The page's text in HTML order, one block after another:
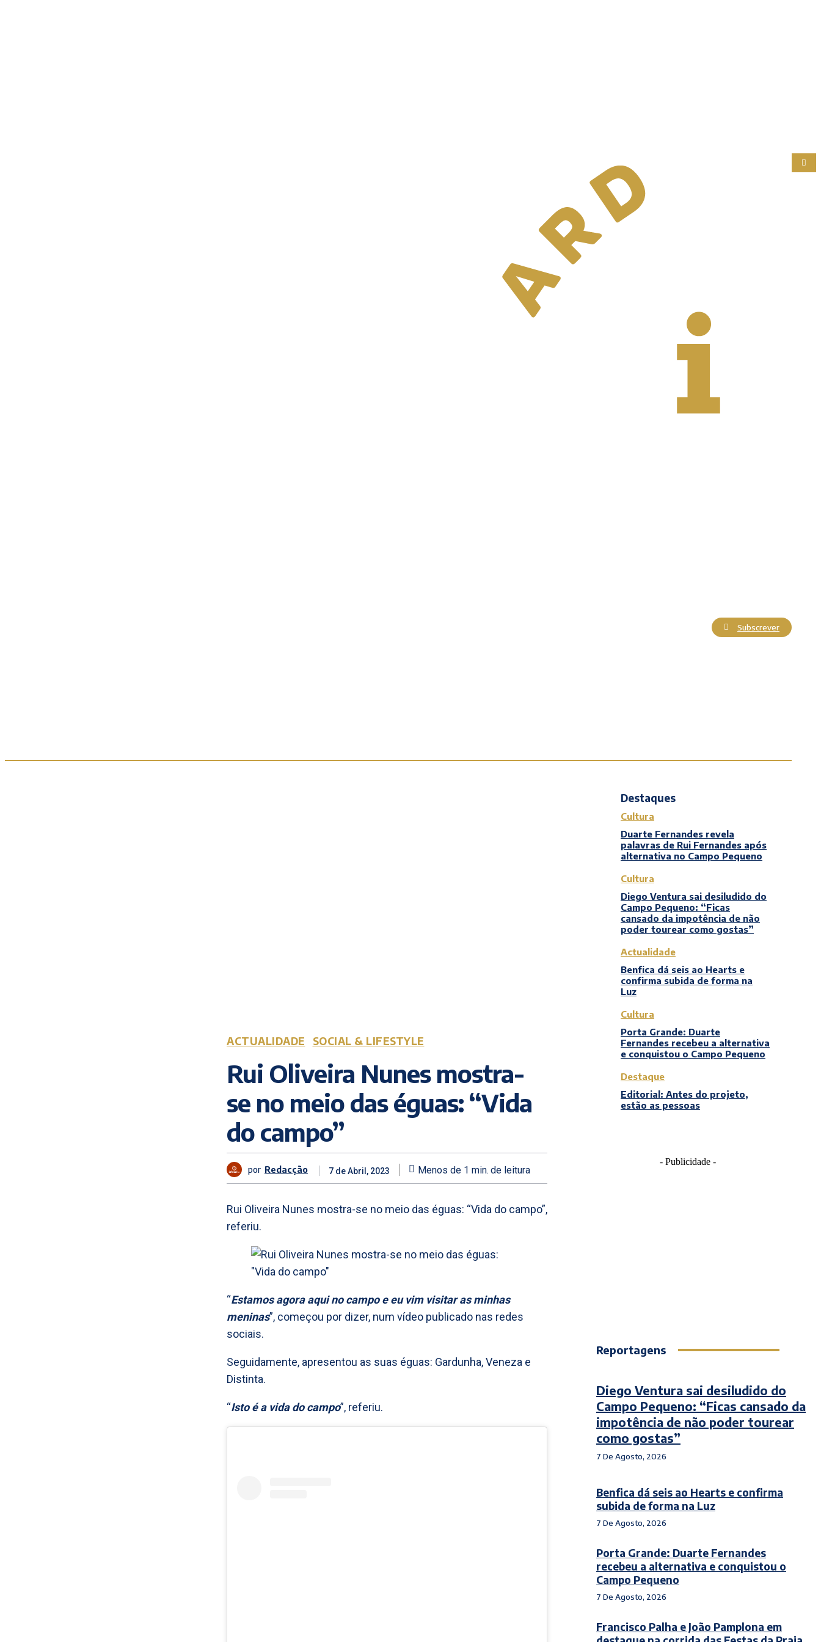
Subscrever
ACTUALIDADE SOCIAL & LIFESTYLE
Rui Oliveira Nunes mostra-
se no meio das éguas: “Vida
do campo”
por Redacção 7 de Abril, 2023 Menos de 1 min. de leitura
Rui Oliveira Nunes mostra-se no meio das éguas: “Vida do campo”,
referiu.
“Estamos agora aqui no campo e eu vim visitar as minhas
meninas”, começou por dizer, num vídeo publicado nas redes
sociais.
Seguidamente, apresentou as suas éguas: Gardunha, Veneza e
Distinta.
“Isto é a vida do campo”, referiu.
Destaques
Cultura
Duarte Fernandes revela
palavras de Rui Fernandes após
alternativa no Campo Pequeno
Cultura
Diego Ventura sai desiludido do
Campo Pequeno: “Ficas
cansado da impotência de não
poder tourear como gostas”
Actualidade
Benfica dá seis ao Hearts e
confirma subida de forma na
Luz
Cultura
Porta Grande: Duarte
Fernandes recebeu a alternativa
e conquistou o Campo Pequeno
Destaque
Editorial: Antes do projeto,
estão as pessoas
- Publicidade -
Reportagens
Diego Ventura sai desiludido do
Campo Pequeno: “Ficas cansado da
impotência de não poder tourear
como gostas”
7 De Agosto, 2026
Benfica dá seis ao Hearts e confirma
subida de forma na Luz
7 De Agosto, 2026
Porta Grande: Duarte Fernandes
recebeu a alternativa e conquistou o
Campo Pequeno
7 De Agosto, 2026
Francisco Palha e João Pamplona em